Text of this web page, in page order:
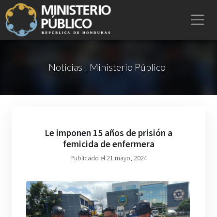
Noticias | Ministerio Público
Le imponen 15 años de prisión a
femicida de enfermera
Publicado el 21 mayo, 2024